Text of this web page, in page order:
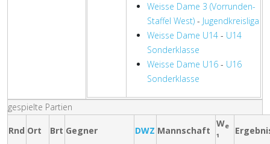
Weisse Dame 3 (Vorrunden-
Staffel West)- Jugendkreisliga
Weisse Dame U14- U14
Sonderklasse
Weisse Dame U16- U16
Sonderklasse
gespielte Partien
Rnd Ort Brt Gegner DWZ Mannschaft
We
¹